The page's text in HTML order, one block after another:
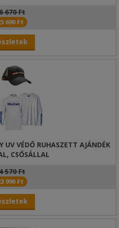
670 Ft
690 Ft
UV VÉDŐ RUHASZETT AJÁNDÉK
CSŐSÁLLAL
570 Ft
990 Ft